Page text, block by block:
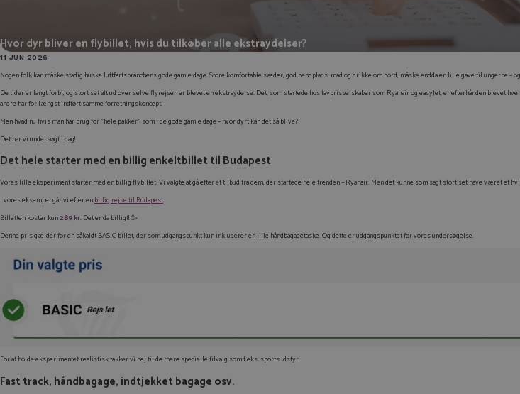
Hvor dyr bliver en flybillet, hvis du tilkøber alle ekstraydelser?
11 JUN 2026
Nogen folk kan måske stadig huske luftfartsbranchens gode gamle dage. Store komfortable sæder, god bendplads, mad og drikke om bord, måske endda en lille gave til ungerne –
De tider er langt forbi, og stort set alt ud over selve flyrejsen er blevet en ekstraydelse. Det, som startede hos lavprisselskaber som Ryanair og easyJet, er efterhånden blevet
andre har for længst indført samme forretningskoncept.
Men hvad nu hvis man har brug for “hele pakken” som i de gode gamle dage – hvor dyrt kan det så blive?
Det har vi undersøgt i dag!
Det hele starter med en billig enkeltbillet til Budapest
Vores lille eksperiment starter med en billig flybillet. Vi valgte at gå efter et tilbud fra dem, der startede hele trenden – Ryanair. Men det kunne som sagt stort set have været et
I vores eksempel går vi efter enbillig rejse til Budapest.
Billetten koster kun289 kr.Det er da billigt! 🥳
Denne pris gælder for en såkaldtBASIC-billet, der som udgangspunkt kun inkluderer en lille håndbagagetaske. Og dette er udgangspunktet for vores undersøgelse.
For at holde eksperimentet realistisk takker vi nej til de mere specielle tilvalg som f.eks. sportsudstyr.
Fast track, håndbagage, indtjekket bagage osv.